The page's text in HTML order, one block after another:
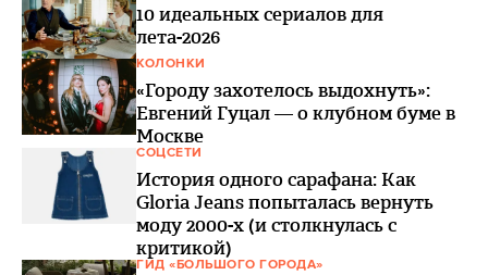
10 идеальных сериалов для
лета-2026
КОЛОНКИ
«Городу захотелось выдохнуть»:
Евгений Гуцал — о клубном буме в
Москве
СОЦСЕТИ
История одного сарафана: Как
Gloria Jeans попыталась вернуть
моду 2000-х (и столкнулась с
критикой)
ГИД «БОЛЬШОГО ГОРОДА»